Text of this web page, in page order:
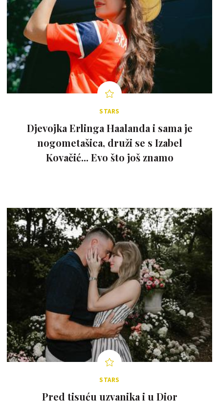
STARS
Djevojka Erlinga Haalanda i sama je
nogometašica, druži se s Izabel
Kovačić... Evo što još znamo
STARS
Pred tisuću uzvanika i u Dior